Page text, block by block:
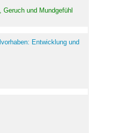
und Mundgefühl
Entwicklung und